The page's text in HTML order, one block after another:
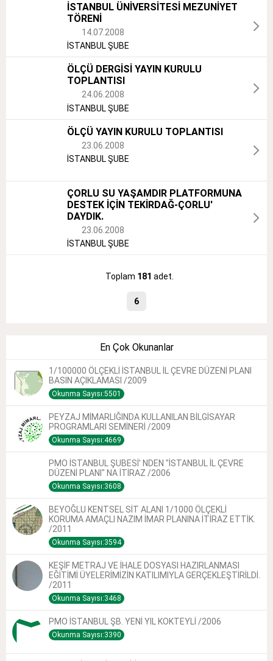
İSTANBUL ÜNİVERSİTESİ MEZUNİYET
TÖRENİ
14.07.2008
İSTANBUL ŞUBE
ÖLÇÜ DERGİSİ YAYIN KURULU
TOPLANTISI
24.06.2008
İSTANBUL ŞUBE
ÖLÇÜ YAYIN KURULU TOPLANTISI
23.06.2008
İSTANBUL ŞUBE
ÇORLU SU YAŞAMDIR PLATFORMUNA
DESTEK İÇİN TEKİRDAĞ-ÇORLU'
DAYDIK.
23.06.2008
İSTANBUL ŞUBE
Toplam 181 adet.
6
En Çok Okunanlar
1/100000 ÖLÇEKLİ İSTANBUL İL ÇEVRE DÜZENİ PLANI
BASIN AÇIKLAMASI /2009
Okunma Sayısı:5501
PEYZAJ MİMARLIĞINDA KULLANILAN BİLGİSAYAR
PROGRAMLARI SEMİNERİ /2009
Okunma Sayısı:4669
PMO İSTANBUL ŞUBESİ' NDEN "İSTANBUL İL ÇEVRE
DÜZENİ PLANI" NA İTİRAZ /2006
Okunma Sayısı:3608
BEYOĞLU KENTSEL SİT ALANI 1/1000 ÖLÇEKLİ
KORUMA AMAÇLI NAZIM İMAR PLANINA İTİRAZ ETTİK.
/2011
Okunma Sayısı:3594
KEŞİF METRAJ VE İHALE DOSYASI HAZIRLANMASI
EĞİTİMİ ÜYELERİMİZİN KATILIMIYLA GERÇEKLEŞTİRİLDİ.
/2011
Okunma Sayısı:3468
PMO İSTANBUL ŞB. YENİ YIL KOKTEYLİ /2006
Okunma Sayısı:3390